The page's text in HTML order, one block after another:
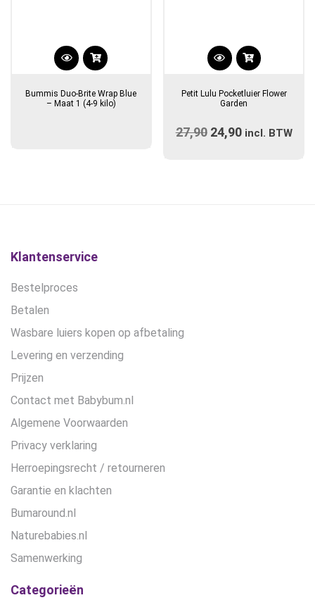
Bummis Duo-Brite Wrap Blue
– Maat 1 (4-9 kilo)
Dit
heeft
variaties.
Petit Lulu Pocketluier Flower
Garden
27,90 Oorspronkelijke
24,90Huidige
incl. BTW
Klantenservice
Bestelproces
Betalen
Wasbare luiers kopen op afbetaling
Levering en verzending
Prijzen
Contact met Babybum.nl
Algemene Voorwaarden
Privacy verklaring
Herroepingsrecht / retourneren
Garantie en klachten
Bumaround.nl
Naturebabies.nl
Samenwerking
Categorieën